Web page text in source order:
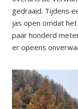
gedraaid. Tijdens
jas open omdat
paar honderd
er opeens